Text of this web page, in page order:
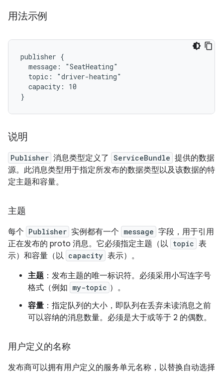
用法示例
publisher {
  message: "SeatHeating"
  topic: "driver-heating"
  capacity: 10
说明
Publisher 消息类型定义了 ServiceBundle 提供的数据
源。此消息类型用于指定所发布的数据类型以及该数据的特
定主题和容量。
主题
每个 Publisher 实例都有一个 message 字段，用于引用
正在发布的 proto 消息。它必须指定主题（以 topic 表
示）和容量（以 capacity 表示）。
主题 ：发布主题的唯一标识符。必须采用小写连字号
格式（例如 my-topic ）。
容量 ：指定队列的大小，即队列在丢弃未读消息之前
可以容纳的消息数量。必须是大于或等于 2 的偶数。
用户定义的名称
发布商可以拥有用户定义的服务单元名称，以替换自动选择